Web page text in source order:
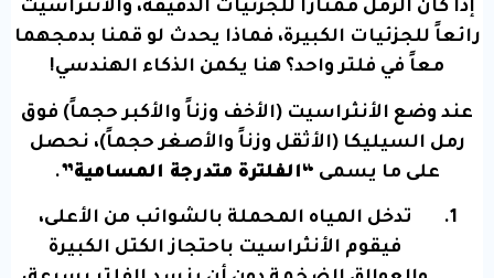
إذا كان الرمل ممتازاً للجزئيات الدقيقة، والأنثراسيت
رائعاً للجزئيات الكبيرة، فماذا يحدث لو قمنا بدمجهما
معاً في فلتر واحد؟ هنا يكمن الذكاء الهندسي!
عند وضع الأنثراسيت (الأخف وزناً والأكبر حجماً) فوق
رمل السيليكا (الأثقل وزناً والأصغر حجماً)، نحصل
على ما يسمى “الفلترة متدرجة المسامية”.
تدخل المياه المحملة بالشوائب من الأعلى،
فيقوم الأنثراسيت باحتجاز الكتل الكبيرة